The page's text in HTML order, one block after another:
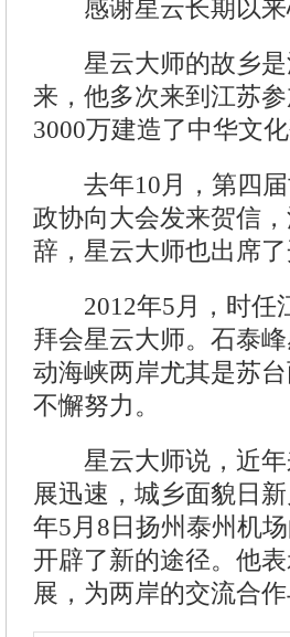
感谢星云长期以来
星云大师的故乡是
来，他多次来到江苏
3000万建造了中华文化
去年10月，第四届
政协向大会发来贺信
辞，星云大师也出席了
2012年5月，时任
拜会星云大师。石泰
动海峡两岸尤其是苏
不懈努力。
星云大师说，近年
展迅速，城乡面貌日
年5月8日扬州泰州机
开辟了新的途径。他
展，为两岸的交流合